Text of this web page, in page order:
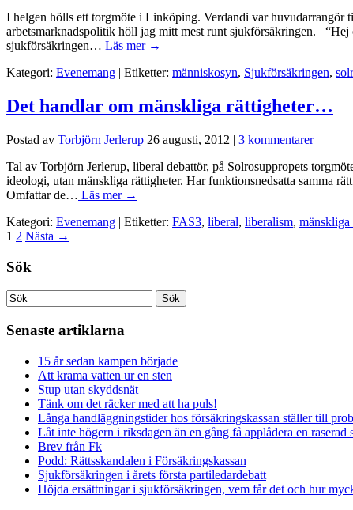
I helgen hölls ett torgmöte i Linköping. Verdandi var
arbetsmarknadspolitik höll jag mitt mest runt sjukförsäkringen. “Hej
sjukförsäkringen… Läs mer →
Kategori: Evenemang | Etiketter: människosyn, Sjukförsäkringen,
Det handlar om mänskliga rättigheter…
Postad av Torbjörn Jerlerup 26 augusti, 2012 | 3 kommentarer
Tal av Torbjörn Jerlerup, liberal debattör, på Solrosuppropets
ideologi, utan mänskliga rättigheter. Har funktionsnedsatta samma
Omfattar de… Läs mer →
Kategori: Evenemang | Etiketter: FAS3, liberal, liberalism, mänskliga
1 2 Nästa →
Sök
Senaste artiklarna
15 år sedan kampen började
Att krama vatten ur en sten
Stup utan skyddsnät
Tänk om det räcker med att ha puls!
Långa handläggningstider hos försäkringskassan ställer till
Låt inte högern i riksdagen än en gång få applådera en raserad
Brev från Fk
Podd: Rättsskandalen i Försäkringskassan
Sjukförsäkringen i årets första partiledardebatt
Höjda ersättningar i sjukförsäkringen, vem får det och hur